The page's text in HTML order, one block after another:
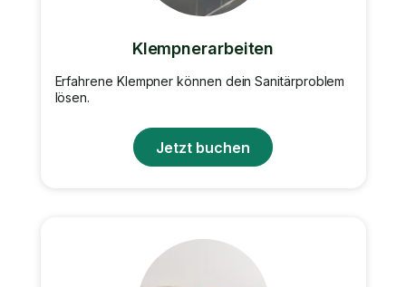
Klempnerarbeiten
Erfahrene Klempner können dein Sanitärproblem
lösen.
Jetzt buchen